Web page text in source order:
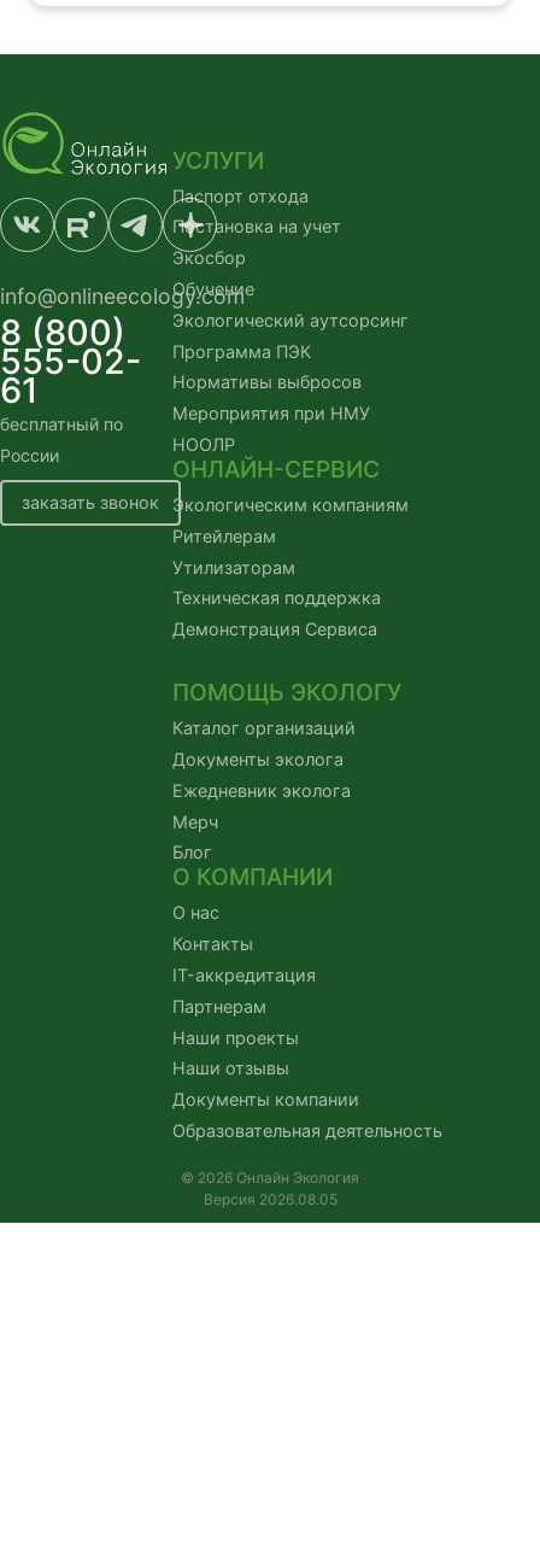
info@onlineecology.com
8 (800)
555-02-
61
бесплатный по
России
заказать звонок
УСЛУГИ
Паспорт отхода
Постановка на учет
Экосбор
Обучение
Экологический аутсорсинг
Программа ПЭК
Нормативы выбросов
Мероприятия при НМУ
НООЛР
ОНЛАЙН-СЕРВИС
Экологическим компаниям
Ритейлерам
Утилизаторам
Техническая поддержка
Демонстрация Сервиса
ПОМОЩЬ ЭКОЛОГУ
Каталог организаций
Документы эколога
Ежедневник эколога
Мерч
Блог
О КОМПАНИИ
О нас
Контакты
IT-аккредитация
Партнерам
Наши проекты
Наши отзывы
Документы компании
Образовательная деятельность
© 2026 Онлайн Экология
Версия 2026.08.05